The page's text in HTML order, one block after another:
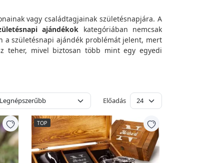
vagy családtagjainak születésnapjára. A
ajándékok kategóriában nemcsak
a születésnapi ajándék problémát jelent, mert
teher, mivel biztosan több mint egy egyedi
Előadás
TOP